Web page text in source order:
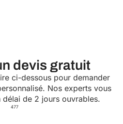
devis gratuit
ci-dessous pour demander
Nos experts vous
de 2 jours ouvrables.
477